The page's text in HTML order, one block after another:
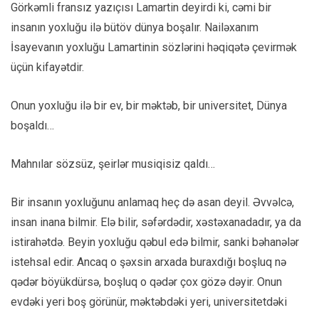
Görkəmli fransız yazıçısı Lamartin deyirdi ki, cəmi bir
insanın yoxluğu ilə bütöv dünya boşalır. Nailəxanım
İsayevanın yoxluğu Lamartinin sözlərini həqiqətə çevirmək
üçün kifayətdir.
Onun yoxluğu ilə bir ev, bir məktəb, bir universitet, Dünya
boşaldı…
Mahnılar sözsüz, şeirlər musiqisiz qaldı…
Bir insanın yoxluğunu anlamaq heç də asan deyil. Əvvəlcə,
insan inana bilmir. Elə bilir, səfərdədir, xəstəxanadadır, ya da
istirahətdə. Beyin yoxluğu qəbul edə bilmir, sanki bəhanələr
istehsal edir. Ancaq o şəxsin arxada buraxdığı boşluq nə
qədər böyükdürsə, boşluq o qədər çox gözə dəyir. Onun
evdəki yeri boş görünür, məktəbdəki yeri, universitetdəki